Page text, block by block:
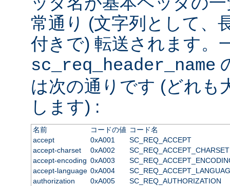
常通り (文字列として、
付きで) 転送されます。
sc_req_header_name
は次の通りです (どれも
します) :
名前 コードの値 コード名
accept
0xA001
SC_REQ_ACCEPT
accept-charset
0xA002
SC_REQ_ACCEPT_CHARSET
accept-encoding 0xA003
accept-language 0xA004
authorization
0xA005
SC_REQ_AUTHORIZATION